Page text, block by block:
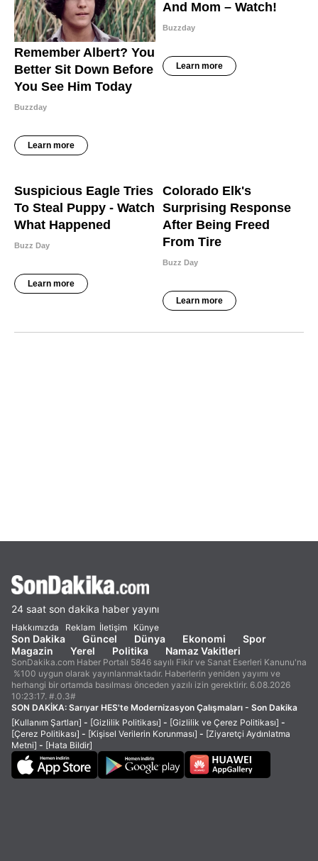
24 saat son dakika haber yayını
Hakkımızda Reklam İletişim Künye
Son Dakika Güncel Dünya Ekonomi
Spor
Magazin
Yerel Politika Namaz Vakitleri
SonDakika.com Haber Portalı 5846 sayılı Fikir ve Sanat Eserleri Kanunu'na
%100 uygun olarak yayınlanmaktadır. Haberlerin yeniden yayımı ve
herhangi bir ortamda basılması önceden yazılı izin gerektirir. 6.08.2026
10:23:17. #.0.3#
SON DAKİKA: Sarıyar HES'te Modernizasyon Çalışmaları - Son Dakika
[Kullanım Şartları] - [Gizlilik Politikası] - [Gizlilik ve Çerez Politikası] -
[Çerez Politikası] - [Kişisel Verilerin Korunması] - [Ziyaretçi Aydınlatma
Metni] - [Hata Bildir]